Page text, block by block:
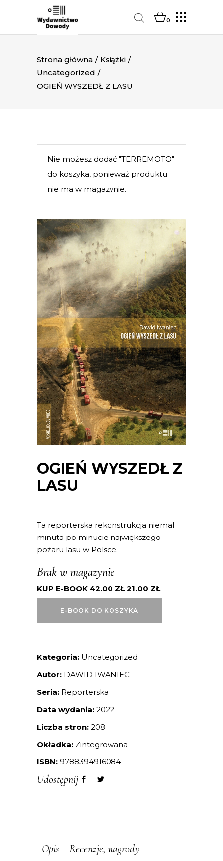
0
Strona główna / Książki /
Uncategorized /
OGIEŃ WYSZEDŁ Z LASU
Nie możesz dodać "TERREMOTO"
do koszyka, ponieważ produktu
nie ma w magazynie.
OGIEŃ WYSZEDŁ Z
LASU
Ta reporterska rekonstrukcja niemal
minuta po minucie największego
pożaru lasu w Polsce.
Brak w magazynie
KUP E-BOOK 42.00ZŁ 21.00 ZŁ
E-BOOK DO KOSZYKA
Kategoria: Uncategorized
Autor: DAWID IWANIEC
Seria: Reporterska
Data wydania: 2022
Liczba stron: 208
Okładka: Zintegrowana
ISBN: 9788394916084
Udostępnij
Opis Recenzje, nagrody